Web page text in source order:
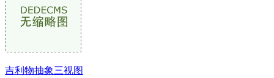
吉利物抽象三视图